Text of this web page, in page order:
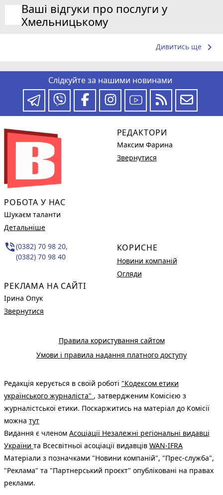
Ваші відгуки про послуги у
Хмельницькому
Дивитись ще keyboard_arrow_right
Слідкуйте за нашими новинами
РОБОТА У НАС
Шукаєм таланти
Детальніше
phone_in_talk(0382) 70 98 20,
(0382) 70 98 40
РЕКЛАМА НА САЙТІ
Ірина Опук
Звернутися
РЕДАКТОРИ
Максим Фарина
Звернутися
КОРИСНЕ
Новини компаній
Огляди
Правила користування сайтом
Умови і правила надання платного доступу
Редакція керується в своїй роботі "Кодексом етики
українського журналіста" , затвердженим Комісією з
журналістської етики. Поскаржитись на матеріал до Комісії
можна тут
Видання є членом Асоціації Незалежні регіональні видавці
України та Всесвітньої асоціації видавців WAN-IFRA
Матеріали з позначками "Новини компаній", "Прес-служба",
"Реклама" та "Партнерський проєкт" опубліковані на правах
реклами.